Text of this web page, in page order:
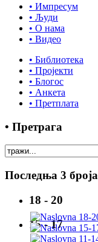
• Импресум
• Људи
• О нама
• Видео
• Библиотека
• Пројекти
• Блогос
• Анкета
• Претплата
• Претрага
Последња 3 броја
18 - 20
15 - 17